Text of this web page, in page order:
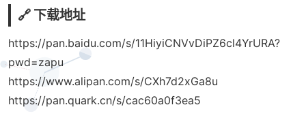
🔗 下载地址
https://pan.baidu.com/s/11HiyiCNVvDiPZ6cl4YrURA?
pwd=zapu
https://www.alipan.com/s/CXh7d2xGa8u
https://pan.quark.cn/s/cac60a0f3ea5